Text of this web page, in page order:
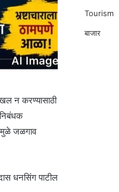
न करण्यासाठी
जळगाव
धनसिंग पाटील
Tourism
बाजार